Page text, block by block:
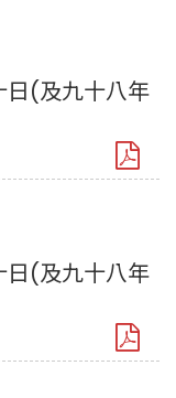
日(及九十八年
日(及九十八年